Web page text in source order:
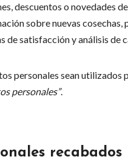
descuentos o novedades
sobre nuevas
de satisfacción y análisis de
personales sean
personales”.
recabados